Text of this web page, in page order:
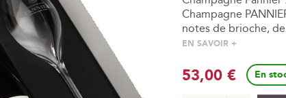
Champagne
notes de brioche,
EN SAVOIR +
53,00 € En